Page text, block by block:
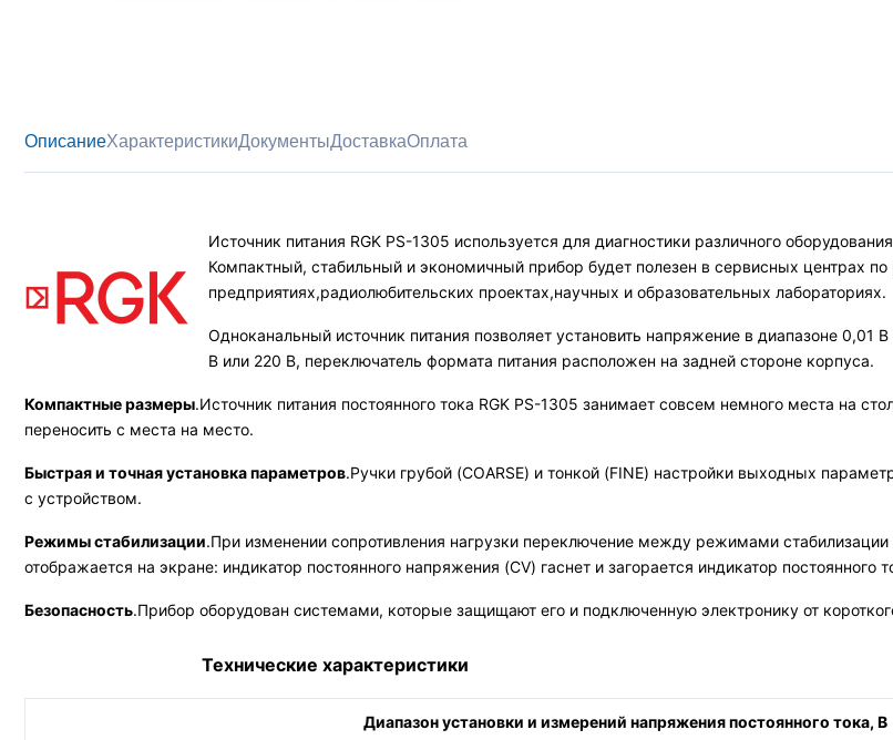
ОписаниеХарактеристикиДокументыДоставкаОплата
Источник питания RGK PS-1305 используется для диагностики различного
Компактный, стабильный и экономичный прибор будет полезен в сервисных центрах
предприятиях,радиолюбительских проектах,научных и образовательных лабораториях.
Одноканальный источник питания позволяет установить напряжение в диапазоне
В или 220 В, переключатель формата питания расположен на задней стороне корпуса.
Компактные размеры.Источник питания постоянного тока RGK PS-1305 занимает совсем немного места на
переносить с места на место.
Быстрая и точная установка параметров.Ручки грубой (COARSE) и тонкой (FINE) настройки выходных
с устройством.
Режимы стабилизации.При изменении сопротивления нагрузки переключение между режимами
отображается на экране: индикатор постоянного напряжения (CV) гаснет и загорается индикатор постоянного
Безопасность.Прибор оборудован системами, которые защищают его и подключенную электронику от
Технические характеристики
Диапазон установки и измерений напряжения постоянного тока, В